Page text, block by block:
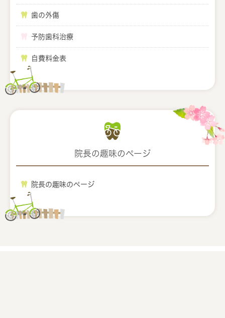
歯の外傷
予防歯科治療
自費料金表
院長の趣味のページ
院長の趣味のページ